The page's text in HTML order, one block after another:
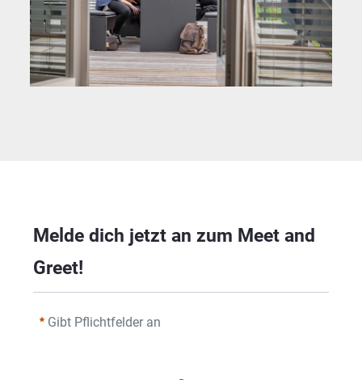
Melde dich jetzt an zum Meet and
Greet!
Gibt Pflichtfelder an